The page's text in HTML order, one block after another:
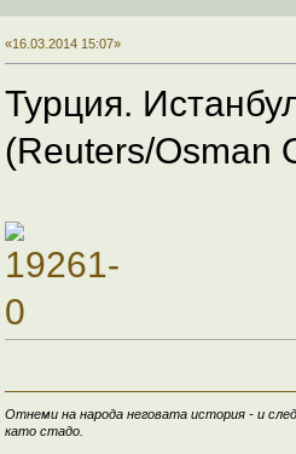
«16.03.2014 15:07»
Турция.
(Reuters/Osman
Отнеми на народа неговата история - и
като стадо.